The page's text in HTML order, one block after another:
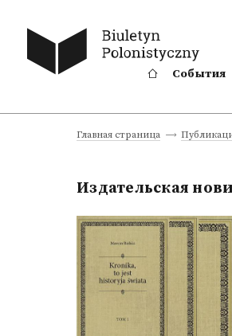
События
Главная страница
Издательская